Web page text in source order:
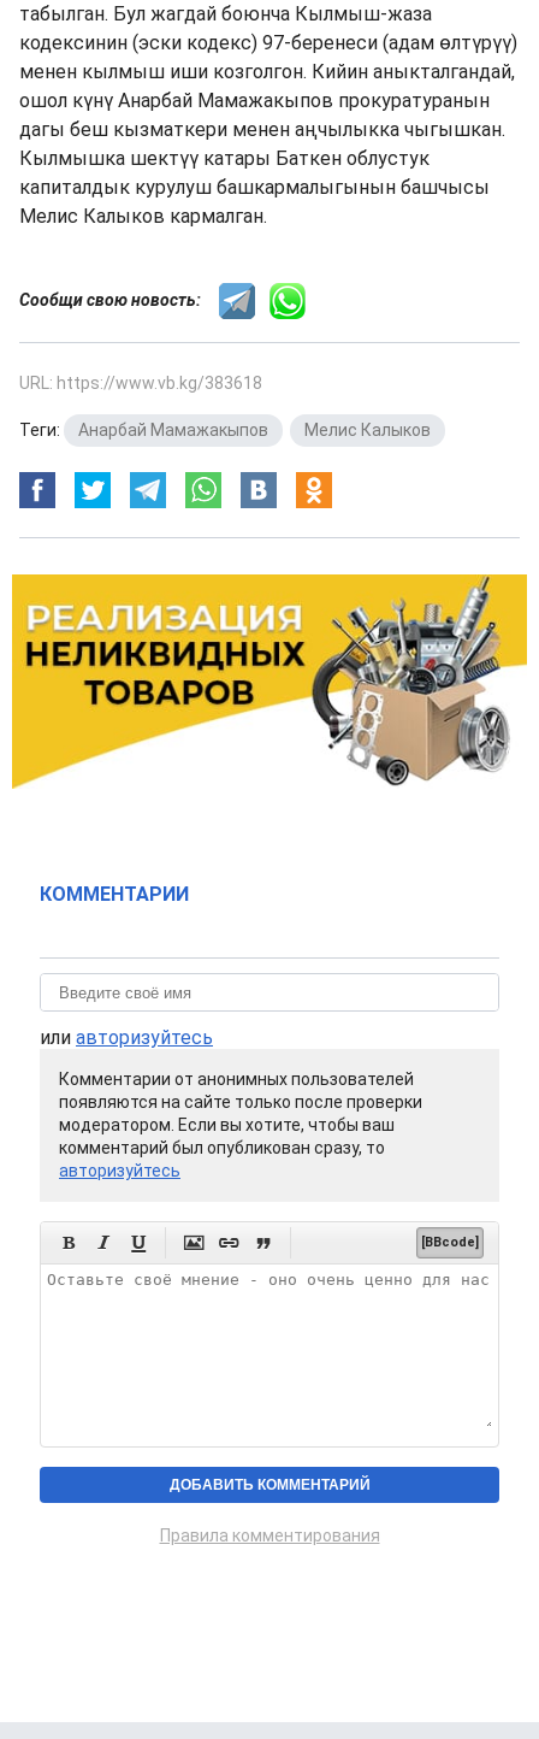
табылган. Бул жагдай боюнча Кылмыш-жаза
кодексинин (эски кодекс) 97-беренеси (адам өлтүрүү)
менен кылмыш иши козголгон. Кийин аныкталгандай,
ошол күнү Анарбай Мамажакыпов прокуратуранын
дагы беш кызматкери менен аңчылыкка чыгышкан.
Кылмышка шектүү катары Баткен облустук
капиталдык курулуш башкармалыгынын башчысы
Мелис Калыков кармалган.
Сообщи свою новость:
URL: https://www.vb.kg/383618
Теги: Анарбай Мамажакыпов Мелис Калыков
КОММЕНТАРИИ
или авторизуйтесь
Комментарии от анонимных пользователей
появляются на сайте только после проверки
модератором. Если вы хотите, чтобы ваш
комментарий был опубликован сразу, то
авторизуйтесь
      [BBcode]
Правила комментирования